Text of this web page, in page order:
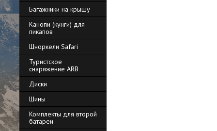
Багажники на крышу
Канопи (кунги) для
пикапов
Шноркели Safari
Туристское
снаряжение ARB
Диски
Шины
Комплекты для второй
батареи